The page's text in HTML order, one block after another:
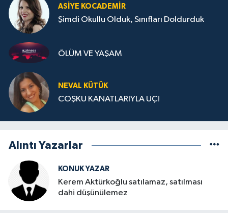
ASIYE KOCADEMİR
Şimdi Okullu Olduk, Sınıfları Doldurduk
ÖLÜM VE YAŞAM
NEVAL KÜTÜK
COŞKU KANATLARIYLA UÇ!
Alıntı Yazarlar
KONUK YAZAR
Kerem Aktürkoğlu satılamaz, satılması
dahi düşünülemez